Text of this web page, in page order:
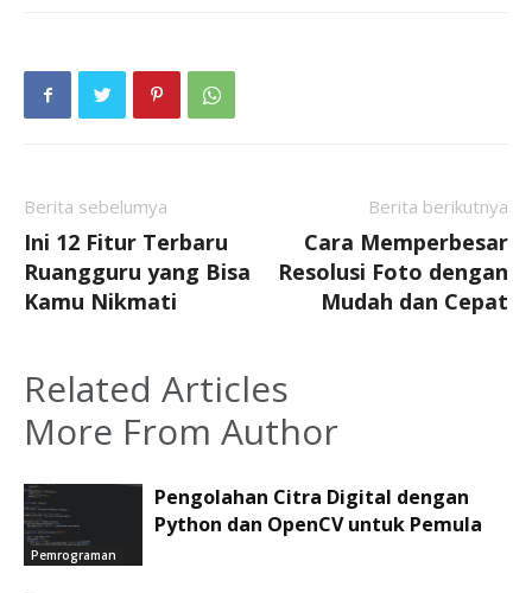
Berita sebelumya
Ini 12 Fitur Terbaru
Ruangguru yang Bisa
Kamu Nikmati
Berita berikutnya
Cara Memperbesar
Resolusi Foto dengan
Mudah dan Cepat
Related Articles
More From Author
Pemrograman
Pengolahan Citra Digital dengan
Python dan OpenCV untuk Pemula